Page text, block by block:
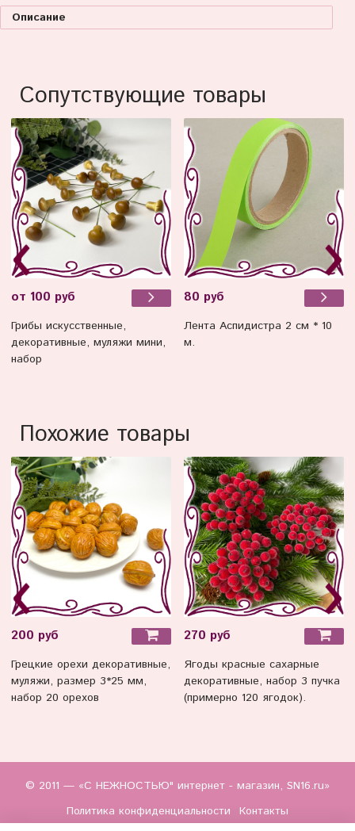
Описание
Сопутствующие товары
от 100 руб
Грибы искусственные,
декоративные, муляжи мини,
набор
80 руб
Лента Аспидистра 2 см * 10
м.
Похожие товары
200 руб
Грецкие орехи декоративные,
муляжи, размер 3*25 мм,
набор 20 орехов
270 руб
Ягоды красные сахарные
декоративные, набор 3 пучка
(примерно 120 ягодок).
© 2011 — «С НЕЖНОСТЬЮ" интернет - магазин, SN16.ru»
Политика конфиденциальности
Контакты